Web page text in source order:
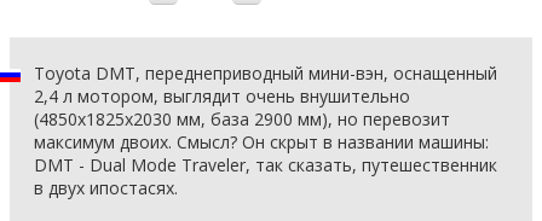
Toyota DMT, переднеприводный мини-вэн, оснащенный
2,4 л мотором, выглядит очень внушительно
(4850х1825х2030 мм, база 2900 мм), но перевозит
максимум двоих. Смысл? Он скрыт в названии машины:
DMT - Dual Mode Traveler, так сказать, путешественник
в двух ипостасях.